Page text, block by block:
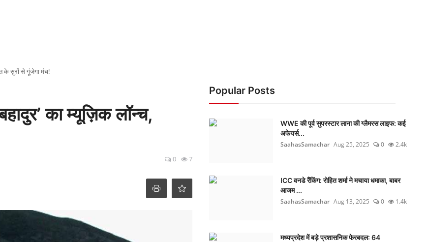
के सुरों से गूंजेगा मंच!
का म्यूज़िक लॉन्च,
0 7
Popular Posts
WWE की पूर्व सुपरस्टार लाना की ग्लैमरस लाइफ: कई
अफेयर्स...
SaahasSamachar Aug 25, 2025 0 2.4k
ICC वनडे रैंकिंग: रोहित शर्मा ने मचाया धमाका, बाबर
आजम ...
SaahasSamachar Aug 13, 2025 0 1.4k
मध्यप्रदेश में बड़े प्रशासनिक फेरबदल: 64